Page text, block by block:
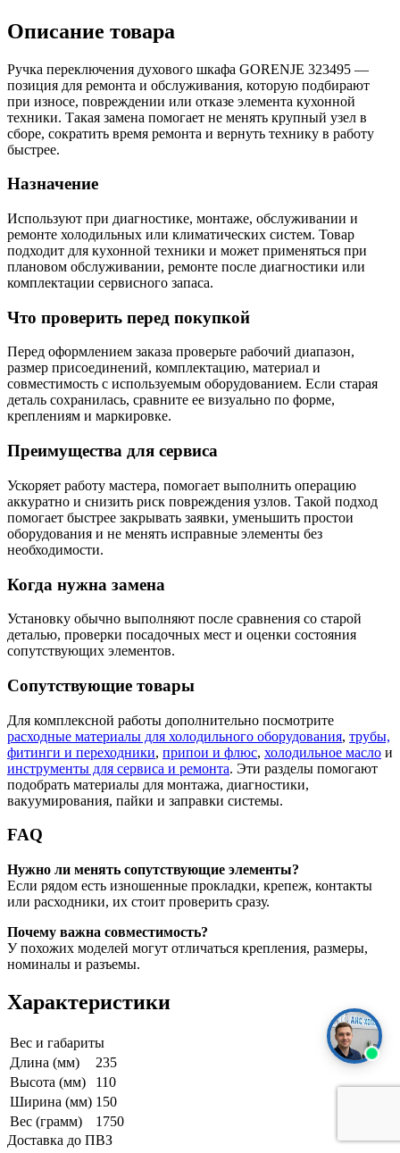
Описание товара
Ручка переключения духового шкафа GORENJE 323495 —
позиция для ремонта и обслуживания, которую подбирают
при износе, повреждении или отказе элемента кухонной
техники. Такая замена помогает не менять крупный узел в
сборе, сократить время ремонта и вернуть технику в работу
быстрее.
Назначение
Используют при диагностике, монтаже, обслуживании и
ремонте холодильных или климатических систем. Товар
подходит для кухонной техники и может применяться при
плановом обслуживании, ремонте после диагностики или
комплектации сервисного запаса.
Что проверить перед покупкой
Перед оформлением заказа проверьте рабочий диапазон,
размер присоединений, комплектацию, материал и
совместимость с используемым оборудованием. Если старая
деталь сохранилась, сравните ее визуально по форме,
креплениям и маркировке.
Преимущества для сервиса
Ускоряет работу мастера, помогает выполнить операцию
аккуратно и снизить риск повреждения узлов. Такой подход
помогает быстрее закрывать заявки, уменьшить простои
оборудования и не менять исправные элементы без
необходимости.
Когда нужна замена
Установку обычно выполняют после сравнения со старой
деталью, проверки посадочных мест и оценки состояния
сопутствующих элементов.
Сопутствующие товары
Для комплексной работы дополнительно посмотрите
расходные материалы для холодильного оборудования, трубы,
фитинги и переходники, припои и флюс, холодильное масло и
инструменты для сервиса и ремонта. Эти разделы помогают
подобрать материалы для монтажа, диагностики,
вакуумирования, пайки и заправки системы.
FAQ
Нужно ли менять сопутствующие элементы?
Если рядом есть изношенные прокладки, крепеж, контакты
или расходники, их стоит проверить сразу.
Почему важна совместимость?
У похожих моделей могут отличаться крепления, размеры,
номиналы и разъемы.
Характеристики
Вес и габариты
Длина (мм)
235
Высота (мм)
110
Ширина (мм) 150
Вес (грамм)
1750
Доставка до ПВЗ